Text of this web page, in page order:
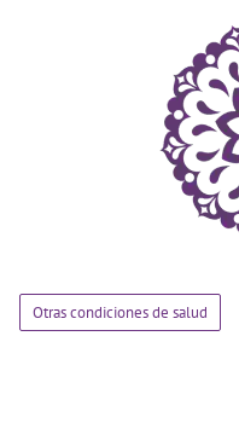
Otras condiciones de salud